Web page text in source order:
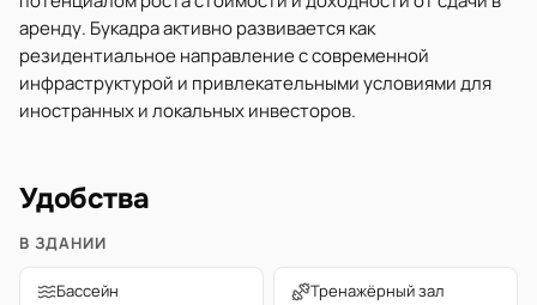
аренду. Букадра активно развивается как
резидентиальное направление с современной
инфраструктурой и привлекательными условиями для
иностранных и локальных инвесторов.
Удобства
В ЗДАНИИ
Бассейн Тренажёрный зал